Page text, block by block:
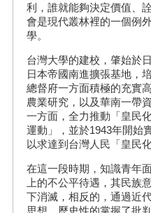
利，誰就能夠決定價值、
會是現代叢林裡的一個例
學。
台灣大學的建校，肇始於
日本帝國南進擴張基地，
總督府一方面積極的充實
農業研究，以及華南一帶
一方面，全力推動「皇民
運動」，並於1943年開始
以求達到台灣人民「皇民
在這一段時期，知識青年
上的不公平待遇，其民族
下消滅，相反的，通過近
思想，歷史性的掌握了批